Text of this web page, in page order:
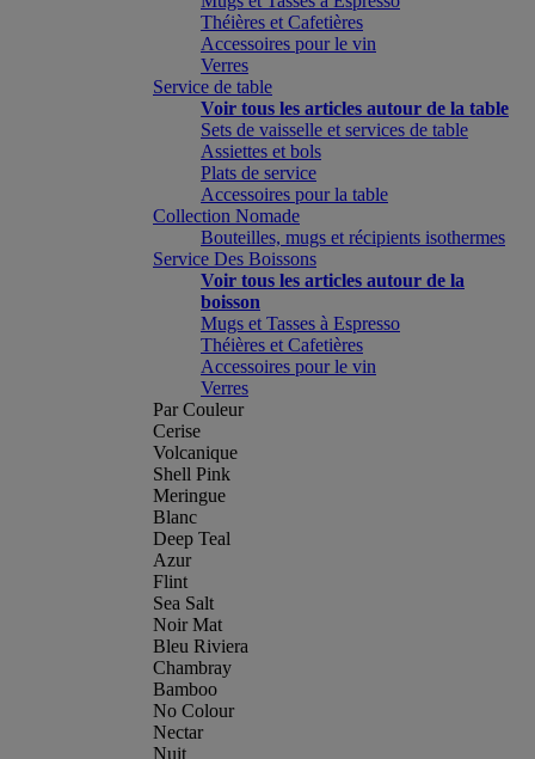
Théières et Cafetières
Accessoires pour le vin
Verres
Service de table
Voir tous les articles autour de la table
Sets de vaisselle et services de table
Assiettes et bols
Plats de service
Accessoires pour la table
Collection Nomade
Bouteilles, mugs et récipients isothermes
Service Des Boissons
Voir tous les articles autour de la
boisson
Mugs et Tasses à Espresso
Théières et Cafetières
Accessoires pour le vin
Verres
Par Couleur
Cerise
Volcanique
Shell Pink
Meringue
Blanc
Deep Teal
Azur
Flint
Sea Salt
Noir Mat
Bleu Riviera
Chambray
Bamboo
No Colour
Nectar
Nuit